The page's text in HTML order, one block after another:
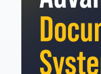
Kan jag anpassa
Varför